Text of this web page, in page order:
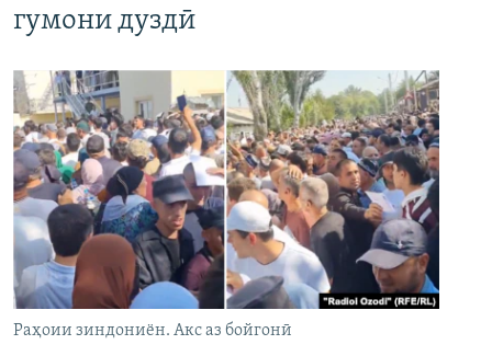
гумони дуздӣ
Раҳоии зиндониён. Акс аз бойгонӣ